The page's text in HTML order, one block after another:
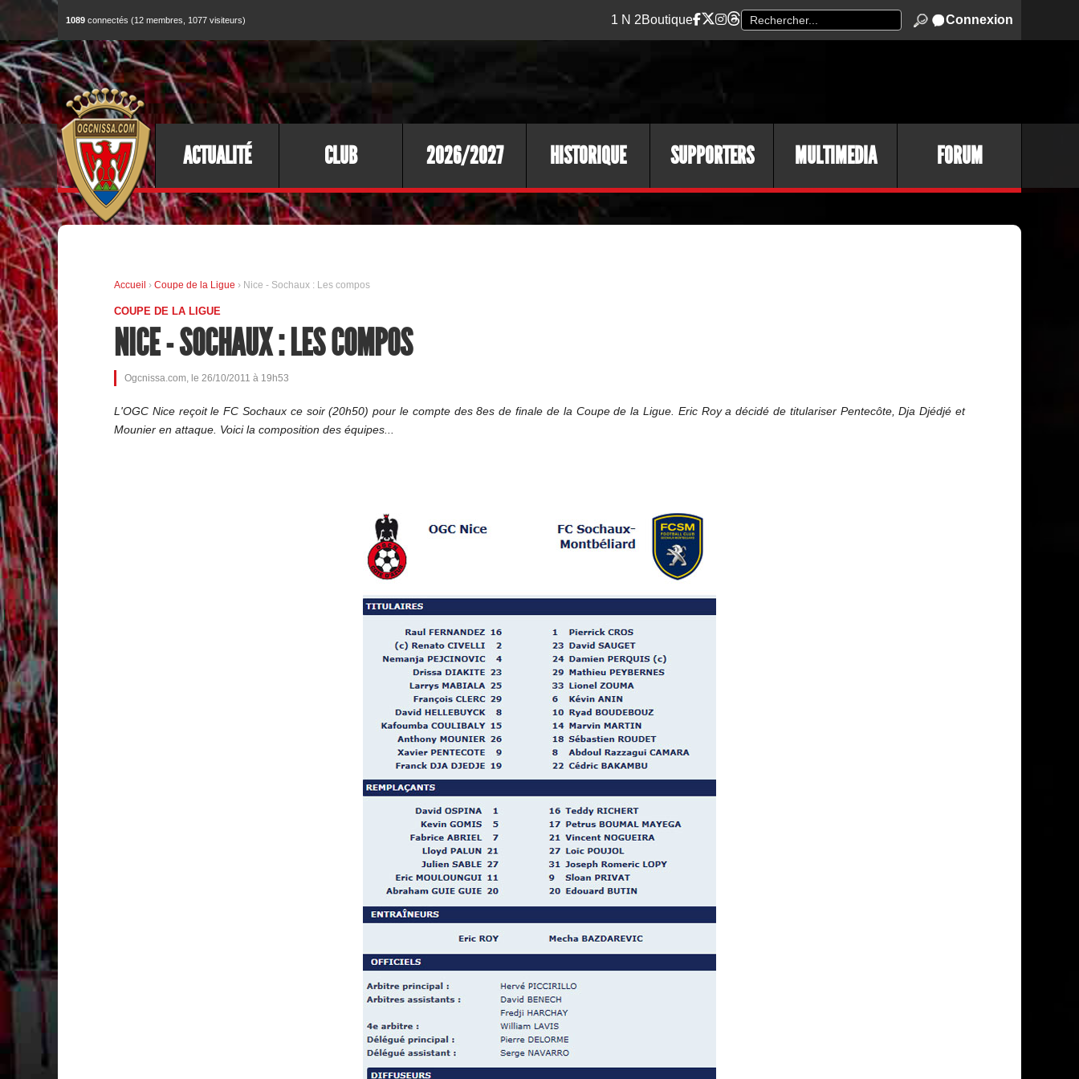
1089 connectés (12 membres, 1077 visiteurs) 1 N 2Boutique Connexion
ACTUALITÉ CLUB 2026/2027 HISTORIQUE SUPPORTERS MULTIMEDIA FORUM
Accueil › Coupe de la Ligue › Nice - Sochaux : Les compos
COUPE DE LA LIGUE
NICE - SOCHAUX : LES COMPOS
Ogcnissa.com, le 26/10/2011 à 19h53
L'OGC Nice reçoit le FC Sochaux ce soir (20h50) pour le compte des 8es de finale de la Coupe de la Ligue. Eric Roy a décidé de titulariser Pentecôte, Dja Djédjé et
Mounier en attaque. Voici la composition des équipes...